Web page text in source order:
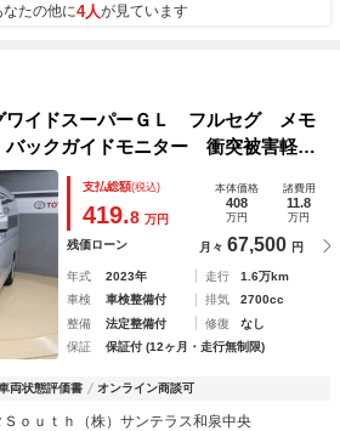
なたの他に4人が見ています
ワイドスーパーＧＬ フルセグ メモ
ックガイドモニター 衝突被害軽減
Ａ クリアランスソナー ＥＴＣ
ＬＥＤヘッドランプ ワンオーナー
支払総額(税込)
419.8 万円
本体価格
408
万円
諸費用
11.8
万円
残価ローン 月々 67,500 円
年式 2023年 走行
1.6万km
車検
車検整備付 排気
2700cc
整備
法定整備付 修復
なし
保証
保証付 (12ヶ月・走行無制限)
両状態評価書 オンライン商談可
Ｓｏｕｔｈ（株）サンテラス和泉中央